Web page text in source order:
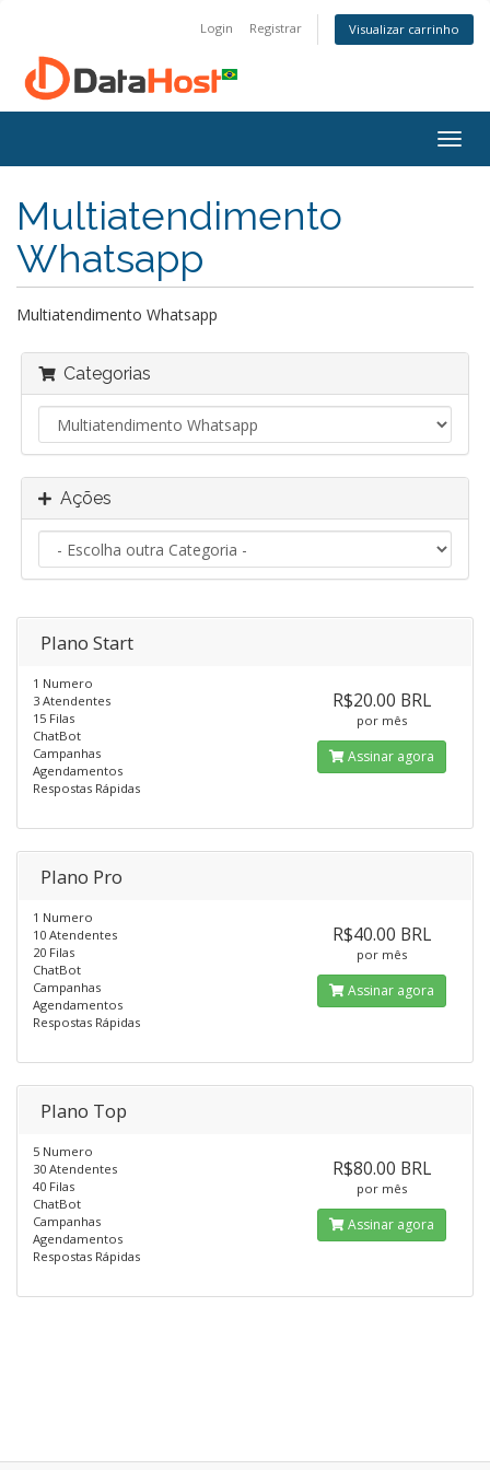
Login Registrar Visualizar carrinho
Multiatendimento
Whatsapp
Multiatendimento Whatsapp
Categorias
Ações
Plano Start
1 Numero
3 Atendentes
15 Filas
ChatBot
Campanhas
Agendamentos
Respostas Rápidas
R$20.00 BRL
por mês
Assinar agora
Plano Pro
1 Numero
10 Atendentes
20 Filas
ChatBot
Campanhas
Agendamentos
Respostas Rápidas
R$40.00 BRL
por mês
Assinar agora
Plano Top
5 Numero
30 Atendentes
40 Filas
ChatBot
Campanhas
Agendamentos
Respostas Rápidas
R$80.00 BRL
por mês
Assinar agora